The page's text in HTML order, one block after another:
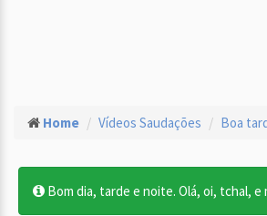
Home Vídeos Saudações Boa
Bom dia, tarde e noite. Olá, oi, tchal, e